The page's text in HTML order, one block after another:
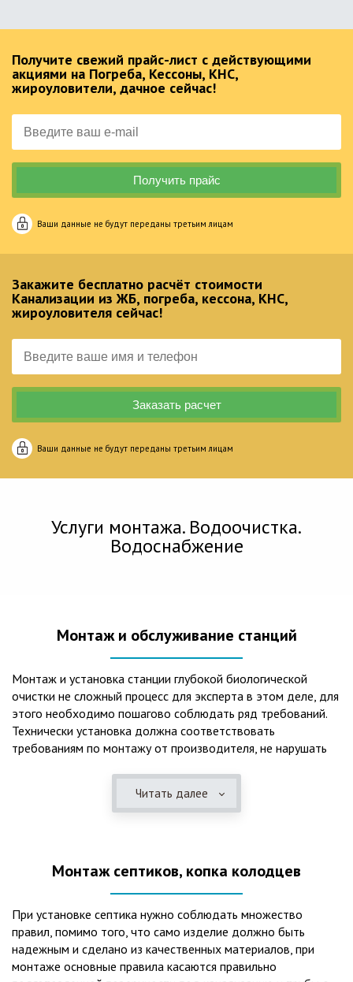
Получите свежий прайс-лист с действующими
акциями на Погреба, Кессоны, КНС,
жироуловители, дачное сейчас!
Ваши данные не будут переданы третьим лицам
Закажите бесплатно расчёт стоимости
Канализации из ЖБ, погреба, кессона, КНС,
жироуловителя сейчас!
Ваши данные не будут переданы третьим лицам
Услуги монтажа. Водоочистка.
Водоснабжение
Монтаж и обслуживание станций
Монтаж и установка станции глубокой биологической
очистки не сложный процесс для эксперта в этом деле, для
этого необходимо пошагово соблюдать ряд требований.
Технически установка должна соответствовать
требованиям по монтажу от производителя, не нарушать
представления о требованиях ПУЭ, ведь не качественный
монтаж может привезти не только к выходу из строя
вод – самый эффективный способ из всех существующих
оборудования вода может применяться для хозяйственных
нужд и полива огорода, а остатки ила при чистке могут
стать эффективным удобрением. Нет необходимости
тратить средства на ассенизаторскую машину. Системы
Читать далее
Монтаж септиков, копка колодцев
При установке септика нужно соблюдать множество
правил, помимо того, что само изделие должно быть
надежным и сделано из качественных материалов, при
монтаже основные правила касаются правильно